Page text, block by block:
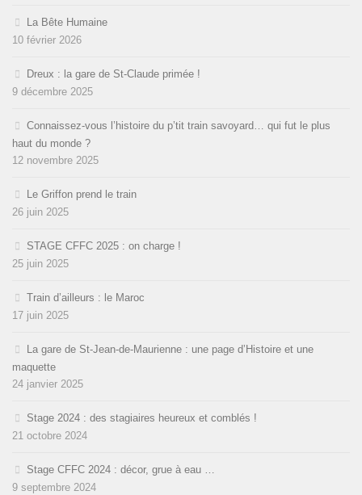
La Bête Humaine
10 février 2026
Dreux : la gare de St-Claude primée !
9 décembre 2025
Connaissez-vous l’histoire du p’tit train savoyard… qui fut le plus
haut du monde ?
12 novembre 2025
Le Griffon prend le train
26 juin 2025
STAGE CFFC 2025 : on charge !
25 juin 2025
Train d’ailleurs : le Maroc
17 juin 2025
La gare de St-Jean-de-Maurienne : une page d’Histoire et une
maquette
24 janvier 2025
Stage 2024 : des stagiaires heureux et comblés !
21 octobre 2024
Stage CFFC 2024 : décor, grue à eau …
9 septembre 2024